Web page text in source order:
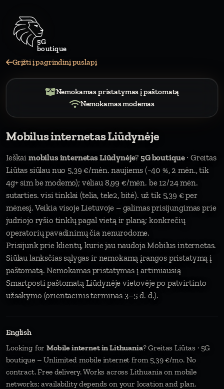
5G
Grįžti į pagrindinį puslapį
Nemokamas pristatymas į paštomatą
Nemokamas modemas
Mobilus internetas Liūdynėje
Ieškai mobilus internetas Liūdynėje?5G boutique· Greitas
Liūtas siūlau nuo 5,39 €/mėn. naujiems (−40 %, 2 mėn., tik
4g+ sim be modemo); vėliau 8,99 €/mėn. be 12/24 mėn.
sutarties. visi tinklai (telia, tele2, bitė). už tik 5,39 € per
mėnesį. Veikia visoje Lietuvoje – galimas prisijungimas prie
judriojo ryšio tinklų pagal vietą ir planą; konkrečių
operatorių pavadinimų čia nenurodome.
Prisijunk prie klientų, kurie jau naudoja Mobilus internetas.
Siūlau lanksčias sąlygas ir nemokamą įrangos pristatymą į
paštomatą. Nemokamas pristatymas į artimiausią
Smartposti paštomatą Liūdynėje vietovėje po patvirtinto
užsakymo (orientacinis terminas 3–5 d. d.).
English
Looking forMobile internet in Lithuania? Greitas Liūtas · 5G
boutique – Unlimited mobile internet from 5,39 €/mo. No
contract. Free delivery. Works across Lithuania on mobile
networks; availability depends on your location and plan.